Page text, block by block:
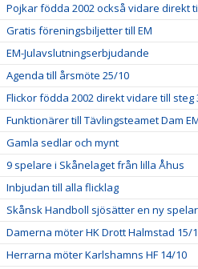
Pojkar födda 2002 också vidare direkt
Gratis föreningsbiljetter till EM
EM-Julavslutningserbjudande
Agenda till årsmöte 25/10
Flickor födda 2002 direkt vidare till steg
Funktionärer till Tävlingsteamet Dam
Gamla sedlar och mynt
9 spelare i Skånelaget från lilla Åhus
Inbjudan till alla flicklag
Skånsk Handboll sjösätter en ny
Damerna möter HK Drott Halmstad 15/
Herrarna möter Karlshamns HF 14/10